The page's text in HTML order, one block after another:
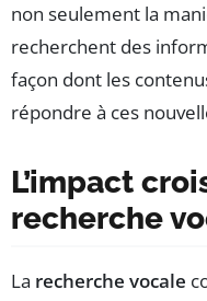
non seulement la
recherchent des
façon dont les
répondre à ces
L’impact
recherche
La recherche vocale